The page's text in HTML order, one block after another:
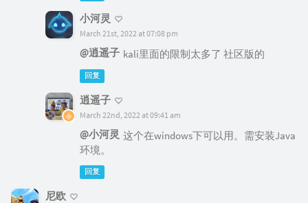
小河灵
March 21st, 2022 at 07:08 pm
@逍遥子 kali里面的限制太多了 社区版的
回复
逍遥子
March 22nd, 2022 at 09:41 am
@小河灵 这个在windows下可以用。需安装Java
环境。
回复
尼欧